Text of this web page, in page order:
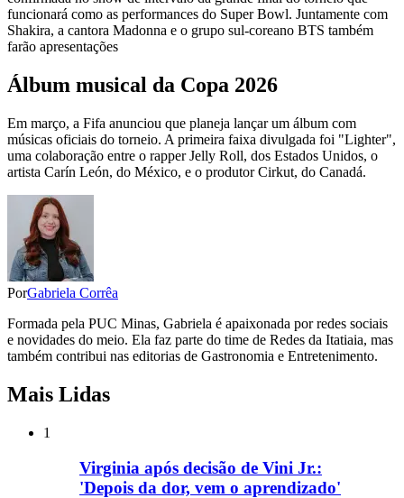
funcionará como as performances do Super Bowl. Juntamente com
Shakira, a cantora Madonna e o grupo sul-coreano BTS também
farão apresentações
Álbum musical da Copa 2026
Em março, a Fifa anunciou que planeja lançar um álbum com
músicas oficiais do torneio. A primeira faixa divulgada foi "Lighter",
uma colaboração entre o rapper Jelly Roll, dos Estados Unidos, o
artista Carín León, do México, e o produtor Cirkut, do Canadá.
PorGabriela Corrêa
Formada pela PUC Minas, Gabriela é apaixonada por redes sociais
e novidades do meio. Ela faz parte do time de Redes da Itatiaia, mas
também contribui nas editorias de Gastronomia e Entretenimento.
Mais Lidas
1
Virginia após decisão de Vini Jr.:
'Depois da dor, vem o aprendizado'